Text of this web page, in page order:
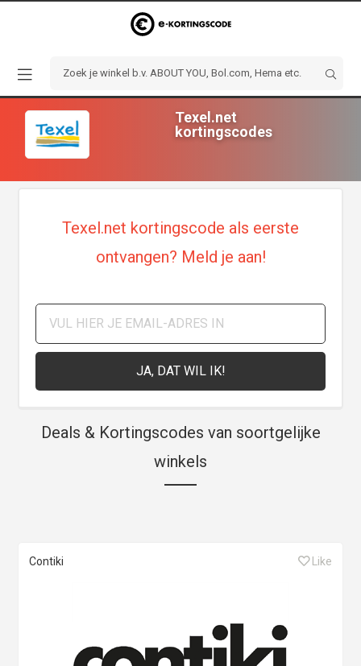
Texel.net
kortingscodes
Texel.net kortingscode als eerste
ontvangen? Meld je aan!
Deals & Kortingscodes van soortgelijke
winkels
Contiki Like